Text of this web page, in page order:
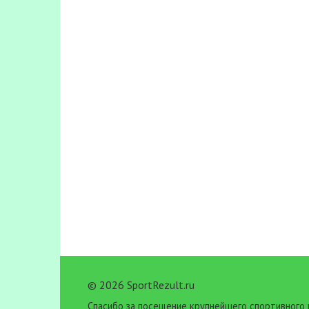
© 2026 SportRezult.ru
Спасибо за посещение крупнейшего